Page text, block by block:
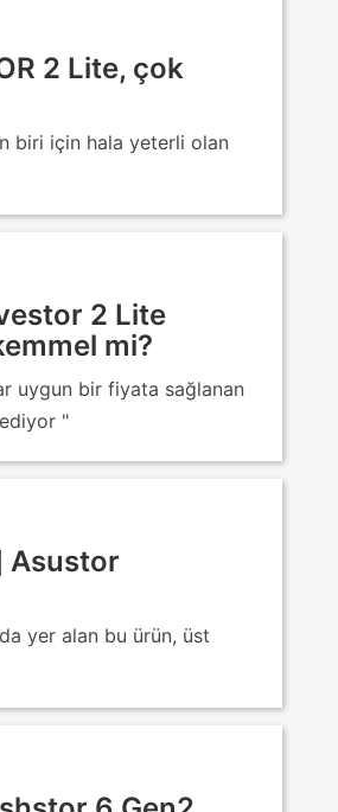
2 Lite, çok
biri için hala yeterli olan
2 Lite
mi?
uygun bir fiyata sağlanan
"
Asustor
yer alan bu ürün, üst